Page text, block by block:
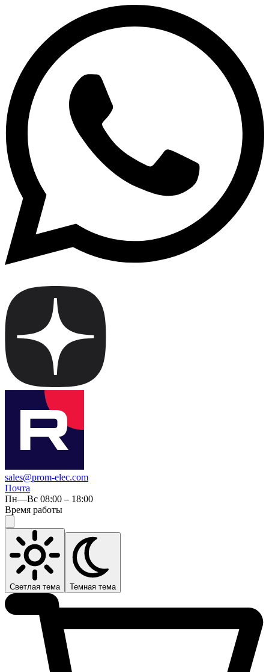
sales@prom-elec.com
Почта
Пн—Вс 08:00 – 18:00
Время работы
Светлая тема Темная тема